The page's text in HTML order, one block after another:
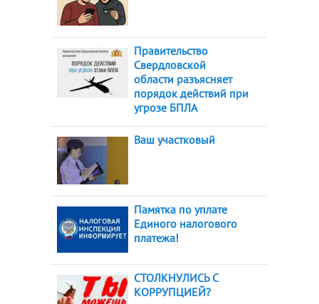
Правительство
Свердловской
области разъясняет
порядок действий при
угрозе БПЛА
Ваш участковый
Памятка по уплате
Единого налогового
платежа!
СТОЛКНУЛИСЬ С
КОРРУПЦИЕЙ?